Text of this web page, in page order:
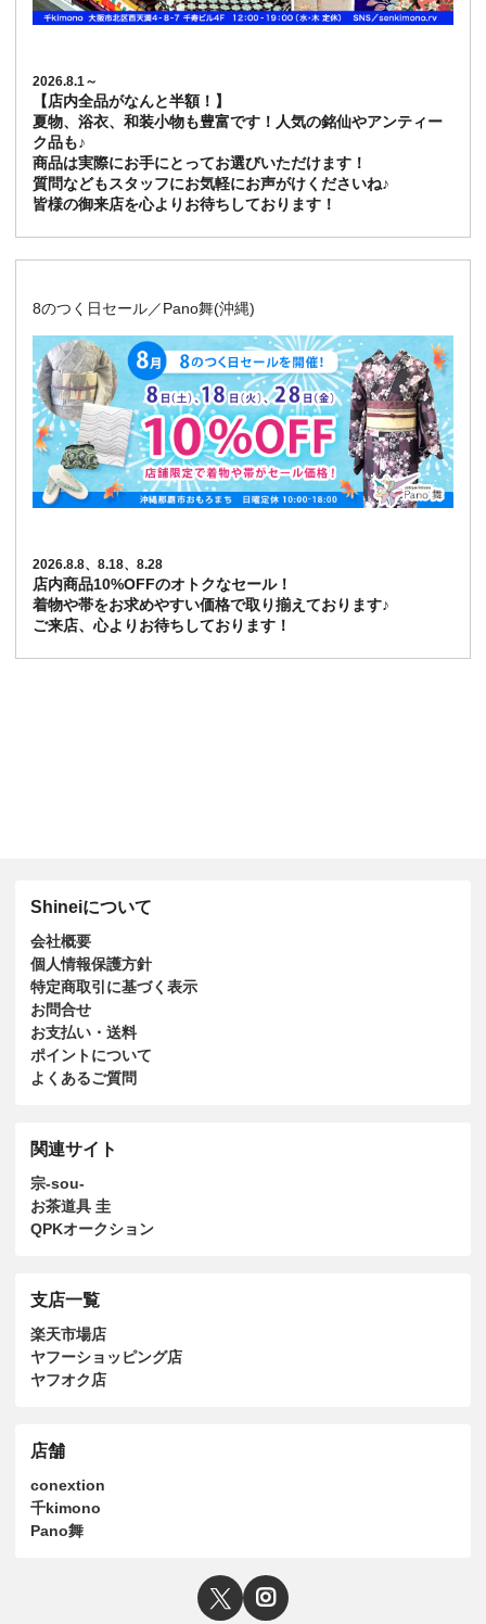
2026.8.1～
【店内全品がなんと半額！】
夏物、浴衣、和装小物も豊富です！人気の銘仙やアンティー
ク品も♪
商品は実際にお手にとってお選びいただけます！
質問などもスタッフにお気軽にお声がけくださいね♪
皆様の御来店を心よりお待ちしております！
8のつく日セール／Pano舞(沖縄)
2026.8.8、8.18、8.28
店内商品10%OFFのオトクなセール！
着物や帯をお求めやすい価格で取り揃えております♪
ご来店、心よりお待ちしております！
Shineiについて
会社概要
個人情報保護方針
特定商取引に基づく表示
お問合せ
お支払い・送料
ポイントについて
よくあるご質問
関連サイト
宗-sou-
お茶道具 圭
QPKオークション
支店一覧
楽天市場店
ヤフーショッピング店
ヤフオク店
店舗
conextion
千kimono
Pano舞